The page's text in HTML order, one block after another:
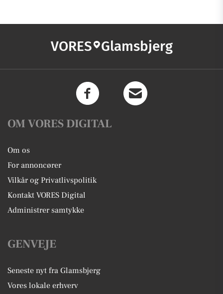
VORES Glamsbjerg
OM VORES DIGITAL
Om os
For annoncører
Vilkår og Privatlivspolitik
Kontakt VORES Digital
Administrer samtykke
GENVEJE
Seneste nyt fra Glamsbjerg
Vores lokale erhverv